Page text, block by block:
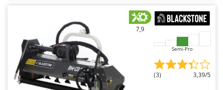
7,9
Semi-Pro
(3) 3,39/5